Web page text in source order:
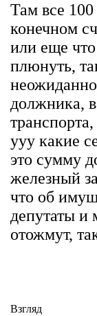
Там все 100
конечном
или еще что
плюнуть,
должника,
ууу какие
это сумму
железный
что об
депутаты
отожмут,
Взгляд